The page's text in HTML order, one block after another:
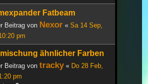
Fatbeam
Beitrag von Nexor « Sa 14 Sep,
pm
ähnlicher Farben
Beitrag von tracky« Do 28 Feb,
pm